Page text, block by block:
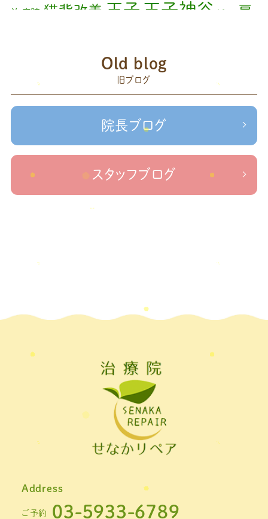
治療院 猫背改善 王子 王子神谷
肩
足の歪み改善 関節痛 頭痛
＃せなかリペア、＃ねこぜを整える、＃梅雨の体調不良・原因
＃治療院せな
＃治療院せなかリペア＃ねこぜを整える＃寒暖
＃治療院せなかリペア＃ねこぜを整える
なかリペア＃ねこぜを整える＃足の歪み＃足のトラブル
かリペア＃低体温と免疫の関係性＃新型コロナウイルスに負けない身体作り
Old blog
旧ブログ
院長ブログ
スタッフブログ
Address
ご予約 03-5933-6789